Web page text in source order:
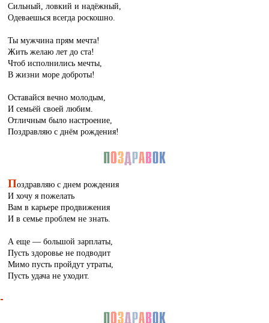
Сильный, ловкий и надёжный,
Одеваешься всегда роскошно.
Ты мужчина прям мечта!
Жить желаю лет до ста!
Чтоб исполнились мечты,
В жизни море доброты!
Оставайся вечно молодым,
И семьёй своей любим.
Отличным было настроение,
Поздравляю с днём рождения!
Поздравляю с днем рождения
И хочу я пожелать
Вам в карьере продвижения
И в семье проблем не знать.
А еще — большой зарплаты,
Пусть здоровье не подводит
Мимо пусть пройдут утраты,
Пусть удача не уходит.